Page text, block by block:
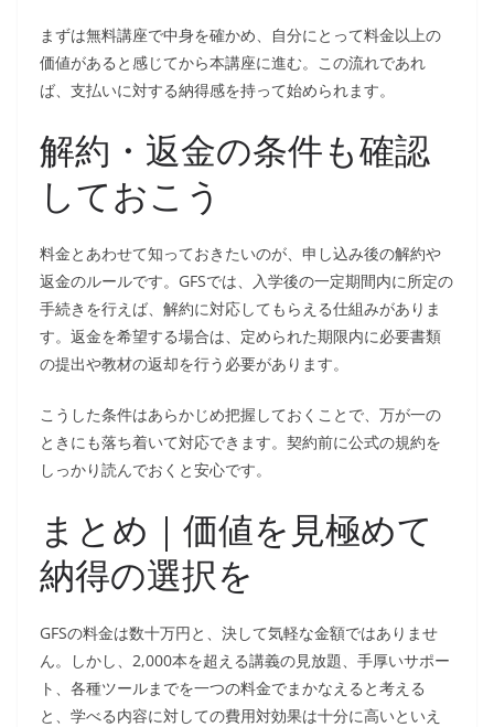
まずは無料講座で中身を確かめ、自分にとって料金以上の
価値があると感じてから本講座に進む。この流れであれ
ば、支払いに対する納得感を持って始められます。
解約・返金の条件も確認
しておこう
料金とあわせて知っておきたいのが、申し込み後の解約や
返金のルールです。GFSでは、入学後の一定期間内に所定の
手続きを行えば、解約に対応してもらえる仕組みがありま
す。返金を希望する場合は、定められた期限内に必要書類
の提出や教材の返却を行う必要があります。
こうした条件はあらかじめ把握しておくことで、万が一の
ときにも落ち着いて対応できます。契約前に公式の規約を
しっかり読んでおくと安心です。
まとめ｜価値を見極めて
納得の選択を
GFSの料金は数十万円と、決して気軽な金額ではありませ
ん。しかし、2,000本を超える講義の見放題、手厚いサポー
ト、各種ツールまでを一つの料金でまかなえると考える
と、学べる内容に対しての費用対効果は十分に高いといえ